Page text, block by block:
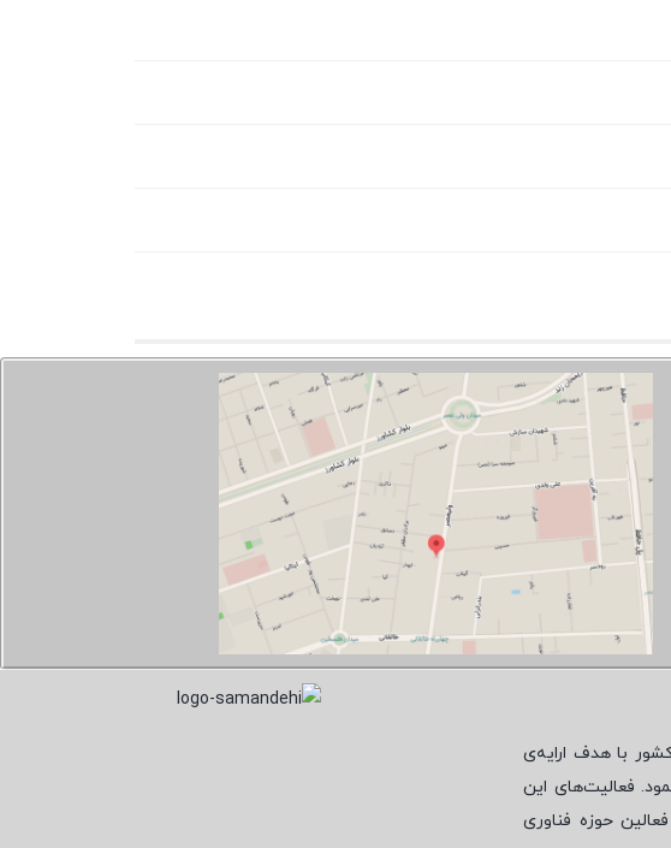
با هدف ارایه‌ی
فعالیت‌های این
حوزه فناوری